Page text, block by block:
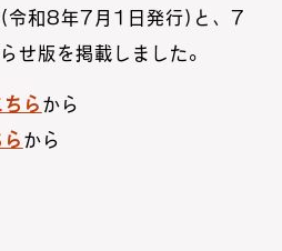
令和8年7月1日発行)と、7
せ版を掲載しました。
ちら から
ら から